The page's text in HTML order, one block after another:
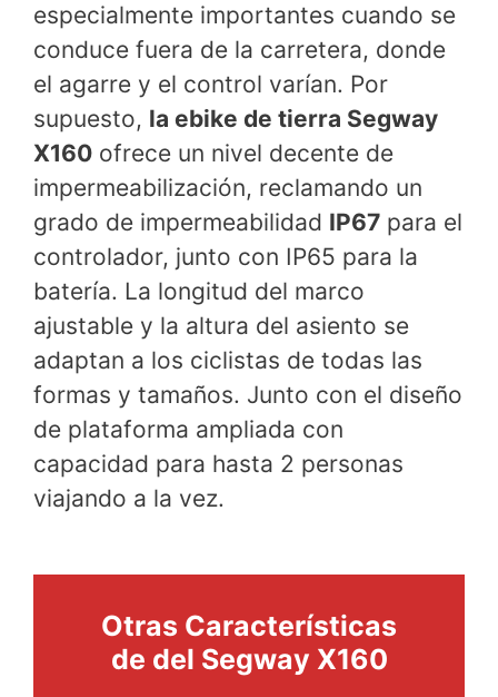
especialmente importantes cuando se
conduce fuera de la carretera, donde
el agarre y el control varían. Por
supuesto, la ebike de tierra Segway
X160 ofrece un nivel decente de
impermeabilización, reclamando un
grado de impermeabilidad IP67 para el
controlador, junto con IP65 para la
batería. La longitud del marco
ajustable y la altura del asiento se
adaptan a los ciclistas de todas las
formas y tamaños. Junto con el diseño
de plataforma ampliada con
capacidad para hasta 2 personas
viajando a la vez.
Otras Características
de del Segway X160